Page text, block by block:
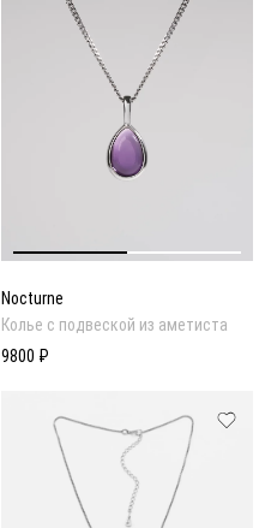
Nocturne
Колье с подвеской из аметиста
9800 ₽